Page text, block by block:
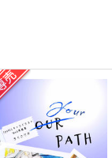
おきこぼ
787 （税込）
オールキャラ
サンプル